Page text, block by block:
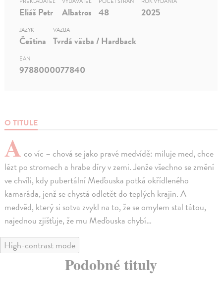
O TITULE
A co víc – chová se jako pravé medvídě: miluje med, chce
lézt po stromech a hrabe díry v zemi. Jenže všechno se změní
ve chvíli, kdy pubertální Meďouska potká okřídleného
kamaráda, jenž se chystá odletět do teplých krajin. A
medvěd, který si sotva zvykl na to, že se omylem stal tátou,
najednou zjišťuje, že mu Meďouska chybí…
Eliáš Petr Albatros 48 2025
JAZYK
Čeština
VÄZBA
Tvrdá väzba / Hardback
EAN
9788000077840
High-contrast mode
Podobné tituly